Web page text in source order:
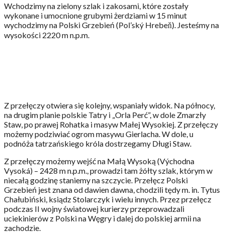
Wchodzimy na zielony szlak i zakosami, które zostały
wykonane i umocnione grubymi żerdziami w 15 minut
wychodzimy na Polski Grzebień (Pol’ský Hrebeň). Jesteśmy na
wysokości 2220 m n.p.m.
Z przełęczy otwiera się kolejny, wspaniały widok. Na północy,
na drugim planie polskie Tatry i „Orla Perć”, w dole Zmarzły
Staw, po prawej Rohatka i masyw Małej Wysokiej. Z przełęczy
możemy podziwiać ogrom masywu Gierlacha. W dole, u
podnóża tatrzańskiego króla dostrzegamy Długi Staw.
Z przełęczy możemy wejść na Małą Wysoką (Východna
Vysoká) – 2428 m n.p.m., prowadzi tam żółty szlak, którym w
niecałą godzinę staniemy na szczycie. Przełęcz Polski
Grzebień jest znana od dawien dawna, chodzili tędy m. in. Tytus
Chałubiński, ksiądz Stolarczyk i wielu innych. Przez przełęcz
podczas II wojny światowej kurierzy przeprowadzali
uciekinierów z Polski na Węgry i dalej do polskiej armii na
zachodzie.